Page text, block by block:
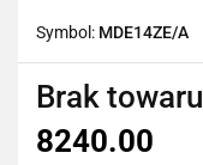
Symbol: MDE14ZE/A
Brak towaru
8240.00